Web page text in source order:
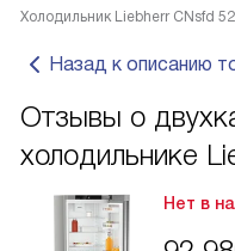
Холодильник Liebherr CNsfd
Назад к описанию
Отзывы о
холодильнике
Нет в